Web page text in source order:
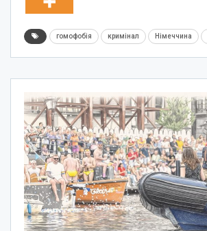
гомофобія кримінал Німеччина